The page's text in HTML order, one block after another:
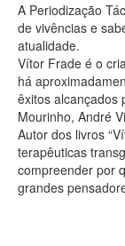
A Periodização
de vivências e
atualidade.
Vítor Frade é o
há
êxitos alcançados
Mourinho, André
Autor dos livros
terapêuticas
compreender por
grandes